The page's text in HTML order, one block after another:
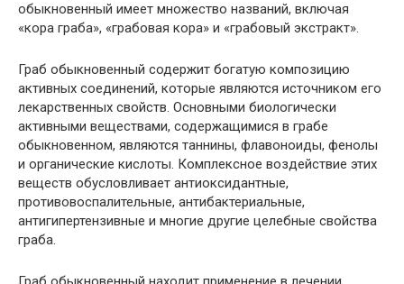
обыкновенный имеет множество названий, включая
«кора граба», «грабовая кора» и «грабовый экстракт».
Граб обыкновенный содержит богатую композицию
активных соединений, которые являются источником его
лекарственных свойств. Основными биологически
активными веществами, содержащимися в грабе
обыкновенном, являются таннины, флавоноиды, фенолы
и органические кислоты. Комплексное воздействие этих
веществ обусловливает антиоксидантные,
противовоспалительные, антибактериальные,
антигипертензивные и многие другие целебные свойства
граба.